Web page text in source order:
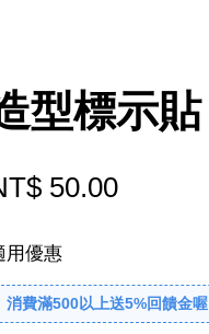
型標示貼
50.00
用優惠
消費滿500以上送5%回饋金喔